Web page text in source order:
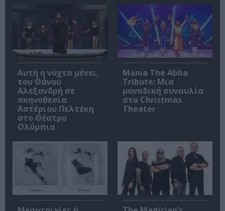
Αυτή η νύχτα μένει,
του Θάνου
Αλεξανδρή σε
σκηνοθεσία
Αστέριου Πελτέκη
στο Θέατρο
Ολύμπια
Mania The Abba
Tribute: Μια
μοναδική συναυλία
στο Christmas
Theater